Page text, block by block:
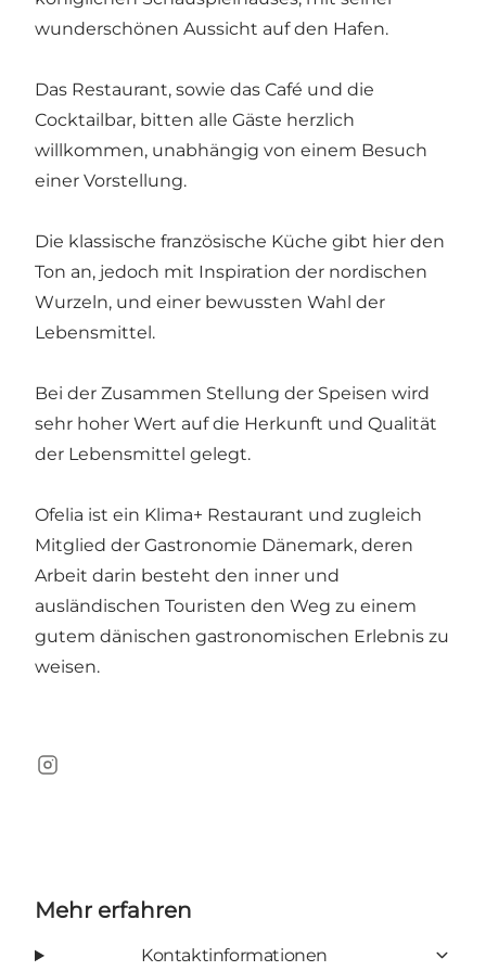
wunderschönen Aussicht auf den Hafen.
Das Restaurant, sowie das Café und die
Cocktailbar, bitten alle Gäste herzlich
willkommen, unabhängig von einem Besuch
einer Vorstellung.
Die klassische französische Küche gibt hier den
Ton an, jedoch mit Inspiration der nordischen
Wurzeln, und einer bewussten Wahl der
Lebensmittel.
Bei der Zusammen Stellung der Speisen wird
sehr hoher Wert auf die Herkunft und Qualität
der Lebensmittel gelegt.
Ofelia ist ein Klima+ Restaurant und zugleich
Mitglied der Gastronomie Dänemark, deren
Arbeit darin besteht den inner und
ausländischen Touristen den Weg zu einem
gutem dänischen gastronomischen Erlebnis zu
weisen.
Instagram
Mehr erfahren
Kontaktinformationen